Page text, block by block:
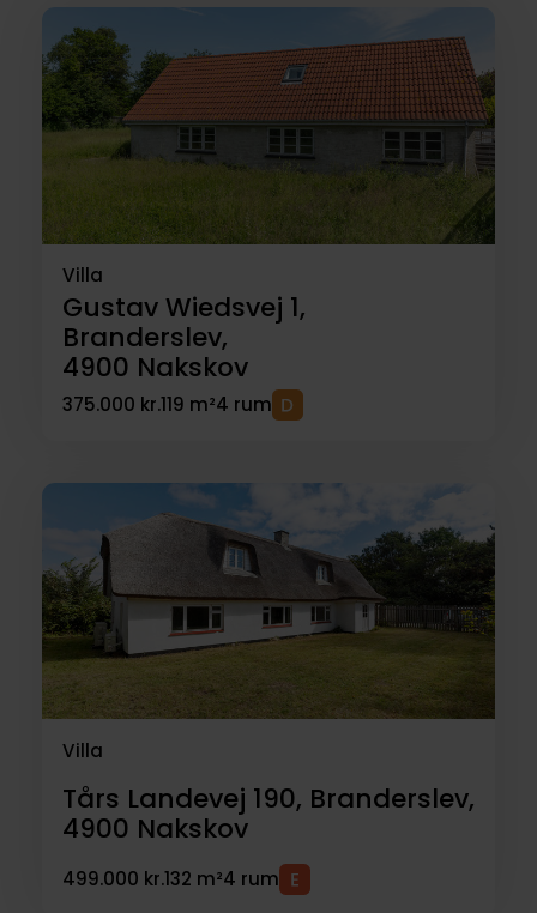
Villa
Gustav Wiedsvej 1,
Branderslev,
4900 Nakskov
375.000 kr.119 m²4 rum
Villa
Tårs Landevej 190, Branderslev,
4900 Nakskov
499.000 kr.132 m²4 rum